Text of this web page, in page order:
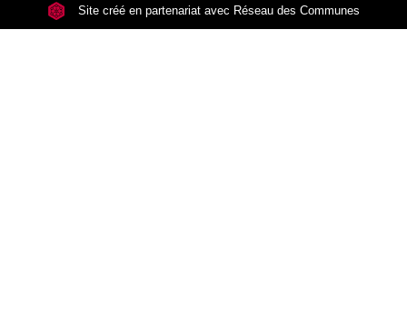
Site créé en partenariat avec Réseau des Communes